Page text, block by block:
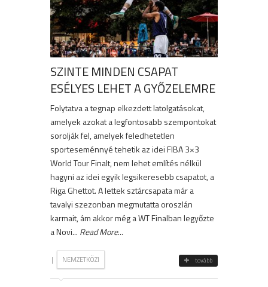
SZINTE MINDEN CSAPAT
ESÉLYES LEHET A GYŐZELEMRE
Folytatva a tegnap elkezdett latolgatásokat,
amelyek azokat a legfontosabb szempontokat
sorolják fel, amelyek feledhetetlen
sporteseménnyé tehetik az idei FIBA 3×3
World Tour Finalt, nem lehet említés nélkül
hagyni az idei egyik legsikeresebb csapatot, a
Riga Ghettot. A lettek sztárcsapata már a
tavalyi szezonban megmutatta oroszlán
karmait, ám akkor még a WT Finalban legyőzte
a Novi... Read More...
| NEMZETKÖZI tovább